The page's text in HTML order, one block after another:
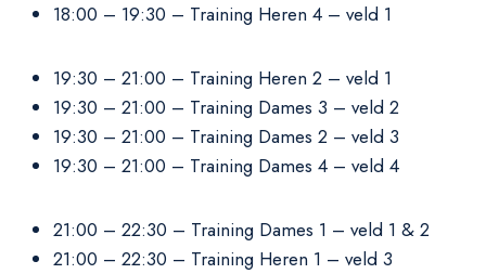
18:00 – 19:30 – Training Heren 4 – veld 1
19:30 – 21:00 – Training Heren 2 – veld 1
19:30 – 21:00 – Training Dames 3 – veld 2
19:30 – 21:00 – Training Dames 2 – veld 3
19:30 – 21:00 – Training Dames 4 – veld 4
21:00 – 22:30 – Training Dames 1 – veld 1 & 2
21:00 – 22:30 – Training Heren 1 – veld 3